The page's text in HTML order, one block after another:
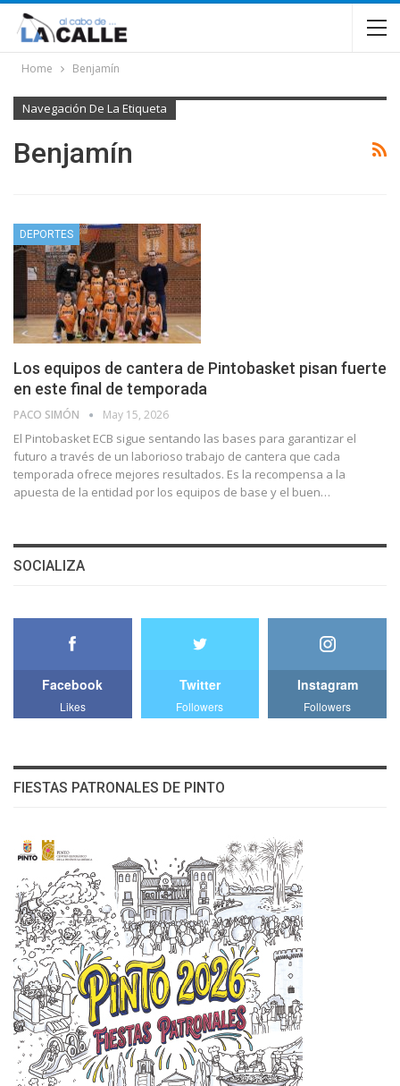
Home Benjamín
Navegación De La Etiqueta
Benjamín
DEPORTES
Los equipos de cantera de Pintobasket pisan fuerte
en este final de temporada
PACO SIMÓN May 15, 2026
El Pintobasket ECB sigue sentando las bases para garantizar el
futuro a través de un laborioso trabajo de cantera que cada
temporada ofrece mejores resultados. Es la recompensa a la
apuesta de la entidad por los equipos de base y el buen…
SOCIALIZA
Facebook
Likes
Twitter
Followers
Instagram
Followers
FIESTAS PATRONALES DE PINTO